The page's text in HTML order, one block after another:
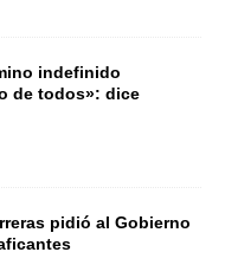
indefinido
de todos»: dice
pidió al Gobierno